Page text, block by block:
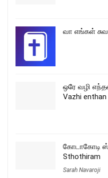
வா எங்கள்
ஒரே வழி
Vazhi enthan
கோடாகோடி
Sthothiram
Sarah Navaroji